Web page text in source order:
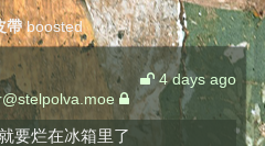
帶 boosted
4 days ago
要烂在冰箱里了